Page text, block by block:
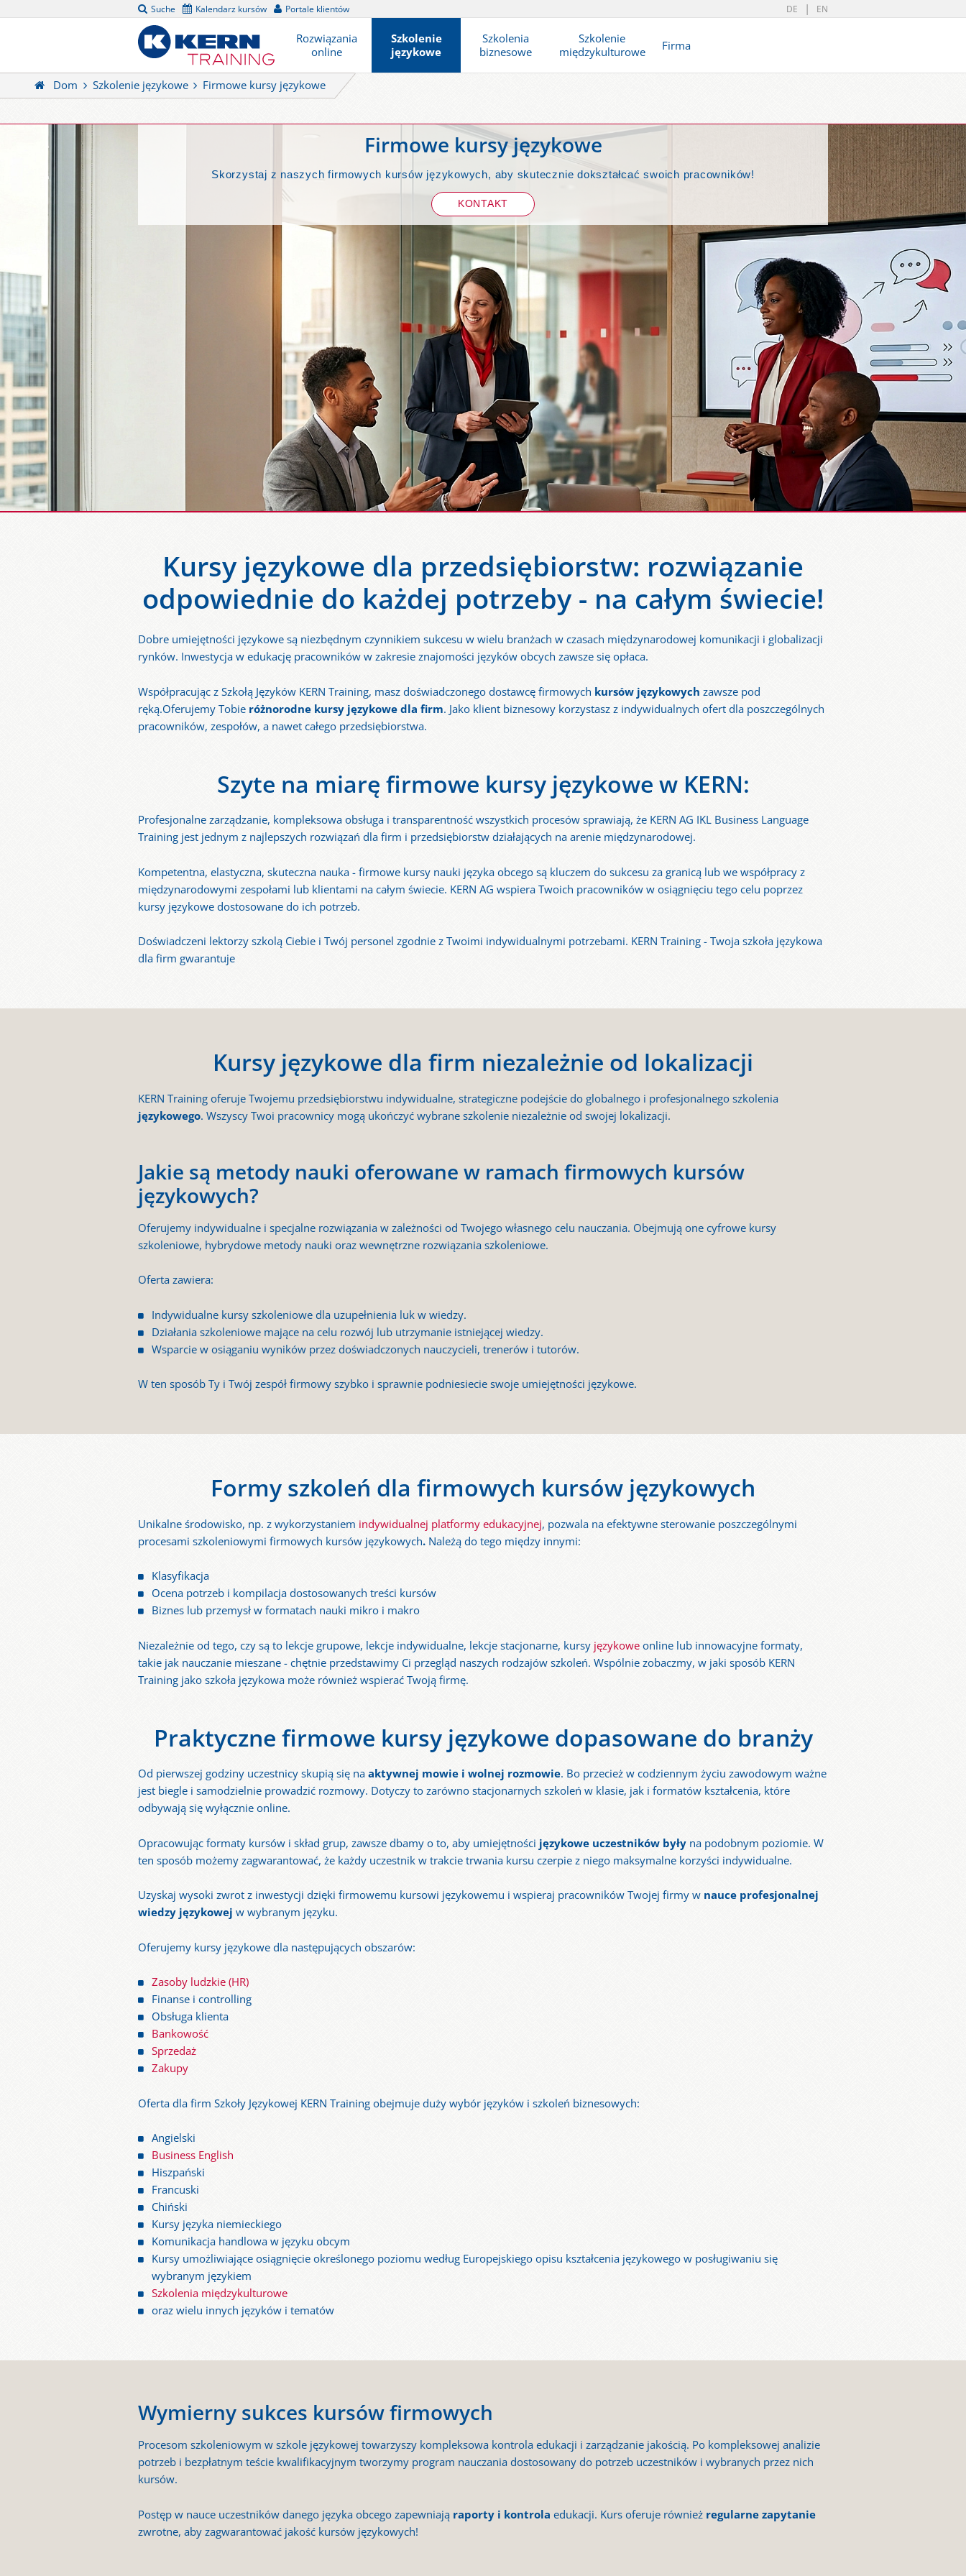
Suche Kalendarz kursów Portale klientów DE EN
Rozwiązania
online
Szkolenie
językowe
Szkolenia
biznesowe
Szkolenie
międzykulturowe
Firma
Dom Szkolenie językowe Firmowe kursy językowe
Firmowe kursy językowe
Skorzystaj z naszych firmowych kursów językowych, aby skutecznie dokształcać swoich pracowników!
KONTAKT
Kursy językowe dla przedsiębiorstw: rozwiązanie
odpowiednie do każdej potrzeby - na całym świecie!
Dobre umiejętności językowe są niezbędnym czynnikiem sukcesu w wielu branżach w czasach międzynarodowej komunikacji i globalizacji
rynków. Inwestycja w edukację pracowników w zakresie znajomości języków obcych zawsze się opłaca.
Współpracując z Szkołą Języków KERN Training, masz doświadczonego dostawcę firmowych kursów językowych zawsze pod
ręką.Oferujemy Tobie różnorodne kursy językowe dla firm. Jako klient biznesowy korzystasz z indywidualnych ofert dla poszczególnych
pracowników, zespołów, a nawet całego przedsiębiorstwa.
Szyte na miarę firmowe kursy językowe w KERN:
Profesjonalne zarządzanie, kompleksowa obsługa i transparentność wszystkich procesów sprawiają, że KERN AG IKL Business Language
Training jest jednym z najlepszych rozwiązań dla firm i przedsiębiorstw działających na arenie międzynarodowej.
Kompetentna, elastyczna, skuteczna nauka - firmowe kursy nauki języka obcego są kluczem do sukcesu za granicą lub we współpracy z
międzynarodowymi zespołami lub klientami na całym świecie. KERN AG wspiera Twoich pracowników w osiągnięciu tego celu poprzez
kursy językowe dostosowane do ich potrzeb.
Doświadczeni lektorzy szkolą Ciebie i Twój personel zgodnie z Twoimi indywidualnymi potrzebami. KERN Training - Twoja szkoła językowa
dla firm gwarantuje
Kursy językowe dla firm niezależnie od lokalizacji
KERN Training oferuje Twojemu przedsiębiorstwu indywidualne, strategiczne podejście do globalnego i profesjonalnego szkolenia
językowego. Wszyscy Twoi pracownicy mogą ukończyć wybrane szkolenie niezależnie od swojej lokalizacji.
Jakie są metody nauki oferowane w ramach firmowych kursów
językowych?
Oferujemy indywidualne i specjalne rozwiązania w zależności od Twojego własnego celu nauczania. Obejmują one cyfrowe kursy
szkoleniowe, hybrydowe metody nauki oraz wewnętrzne rozwiązania szkoleniowe.
Oferta zawiera:
Indywidualne kursy szkoleniowe dla uzupełnienia luk w wiedzy.
Działania szkoleniowe mające na celu rozwój lub utrzymanie istniejącej wiedzy.
Wsparcie w osiąganiu wyników przez doświadczonych nauczycieli, trenerów i tutorów.
W ten sposób Ty i Twój zespół firmowy szybko i sprawnie podniesiecie swoje umiejętności językowe.
Formy szkoleń dla firmowych kursów językowych
Unikalne środowisko, np. z wykorzystaniem indywidualnej platformy edukacyjnej, pozwala na efektywne sterowanie poszczególnymi
procesami szkoleniowymi firmowych kursów językowych. Należą do tego między innymi:
Klasyfikacja
Ocena potrzeb i kompilacja dostosowanych treści kursów
Biznes lub przemysł w formatach nauki mikro i makro
Niezależnie od tego, czy są to lekcje grupowe, lekcje indywidualne, lekcje stacjonarne, kursy językoweonline lub innowacyjne formaty,
takie jak nauczanie mieszane - chętnie przedstawimy Ci przegląd naszych rodzajów szkoleń. Wspólnie zobaczmy, w jaki sposób KERN
Training jako szkoła językowa może również wspierać Twoją firmę.
Praktyczne firmowe kursy językowe dopasowane do branży
Od pierwszej godziny uczestnicy skupią się naaktywnej mowie i wolnej rozmowie. Bo przecież w codziennym życiu zawodowym ważne
jest biegle i samodzielnie prowadzić rozmowy. Dotyczy to zarówno stacjonarnych szkoleń w klasie, jak i formatów kształcenia, które
odbywają się wyłącznie online.
Opracowując formaty kursów i skład grup, zawsze dbamy o to, aby umiejętności językowe uczestników były na podobnym poziomie. W
ten sposób możemy zagwarantować, że każdy uczestnik w trakcie trwania kursu czerpie z niego maksymalne korzyści indywidualne.
Uzyskaj wysoki zwrot z inwestycji dzięki firmowemu kursowi językowemu i wspieraj pracowników Twojej firmy w nauce profesjonalnej
wiedzy językowej w wybranym języku.
Oferujemy kursy językowe dla następujących obszarów:
Zasoby ludzkie (HR)
Finanse i controlling
Obsługa klienta
Bankowość
Sprzedaż
Zakupy
Oferta dla firm Szkoły Językowej KERN Training obejmuje duży wybór języków i szkoleń biznesowych:
Angielski
Business English
Hiszpański
Francuski
Chiński
Kursy języka niemieckiego
Komunikacja handlowa w języku obcym
Kursy umożliwiające osiągnięcie określonego poziomu według Europejskiego opisu kształcenia językowego w posługiwaniu się
wybranym językiem
Szkolenia międzykulturowe
oraz wielu innych języków i tematów
Wymierny sukces kursów firmowych
Procesom szkoleniowym w szkole językowej towarzyszy kompleksowa kontrola edukacji i zarządzanie jakością. Po kompleksowej analizie
potrzeb i bezpłatnym teście kwalifikacyjnym tworzymy program nauczania dostosowany do potrzeb uczestników i wybranych przez nich
kursów.
Postęp w nauce uczestników danego języka obcego zapewniają raporty i kontrola edukacji. Kurs oferuje również regularne zapytanie
zwrotne, aby zagwarantować jakość kursów językowych!